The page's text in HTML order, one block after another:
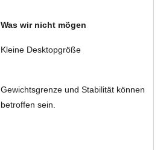
Was wir nicht mögen
Kleine Desktopgröße
Gewichtsgrenze und Stabilität können
betroffen sein.